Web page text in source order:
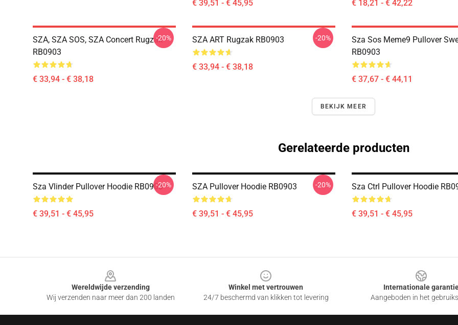
€ 39,51 - € 45,95 € 18,21 - € 42,22
SZA, SZA SOS, SZA Concert Rugzak
RB0903
€ 33,94 - € 38,18
-20% SZA ART Rugzak RB0903
€ 33,94 - € 38,18
-20%
Sza Sos Meme9 Pullover
RB0903
€ 37,67 - € 44,11
BEKIJK MEER
Gerelateerde producten
Sza Vlinder Pullover Hoodie RB0903
€ 39,51 - € 45,95
-20% SZA Pullover Hoodie RB0903
€ 39,51 - € 45,95
-20% Sza Ctrl Pullover Hoodie
€ 39,51 - € 45,95
Wereldwijde verzending
Wij verzenden naar meer dan 200 landen
Winkel met vertrouwen
24/7 beschermd van klikken tot levering
Internationale
Aangeboden in het